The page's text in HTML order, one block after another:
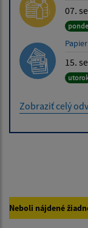
07.
Papier
15.
Zobraziť celý
Neboli nájdené